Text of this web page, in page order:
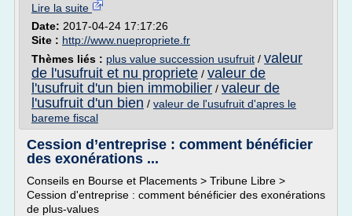
Lire la suite
Date: 2017-04-24 17:17:26
Site : http://www.nuepropriete.fr
Thèmes liés : plus value succession usufruit / valeur
de l'usufruit et nu propriete / valeur de
l'usufruit d'un bien immobilier / valeur de
l'usufruit d'un bien / valeur de l'usufruit d'apres le
bareme fiscal
Cession d’entreprise : comment bénéficier
des exonérations ...
Conseils en Bourse et Placements > Tribune Libre >
Cession d'entreprise : comment bénéficier des exonérations
de plus-values